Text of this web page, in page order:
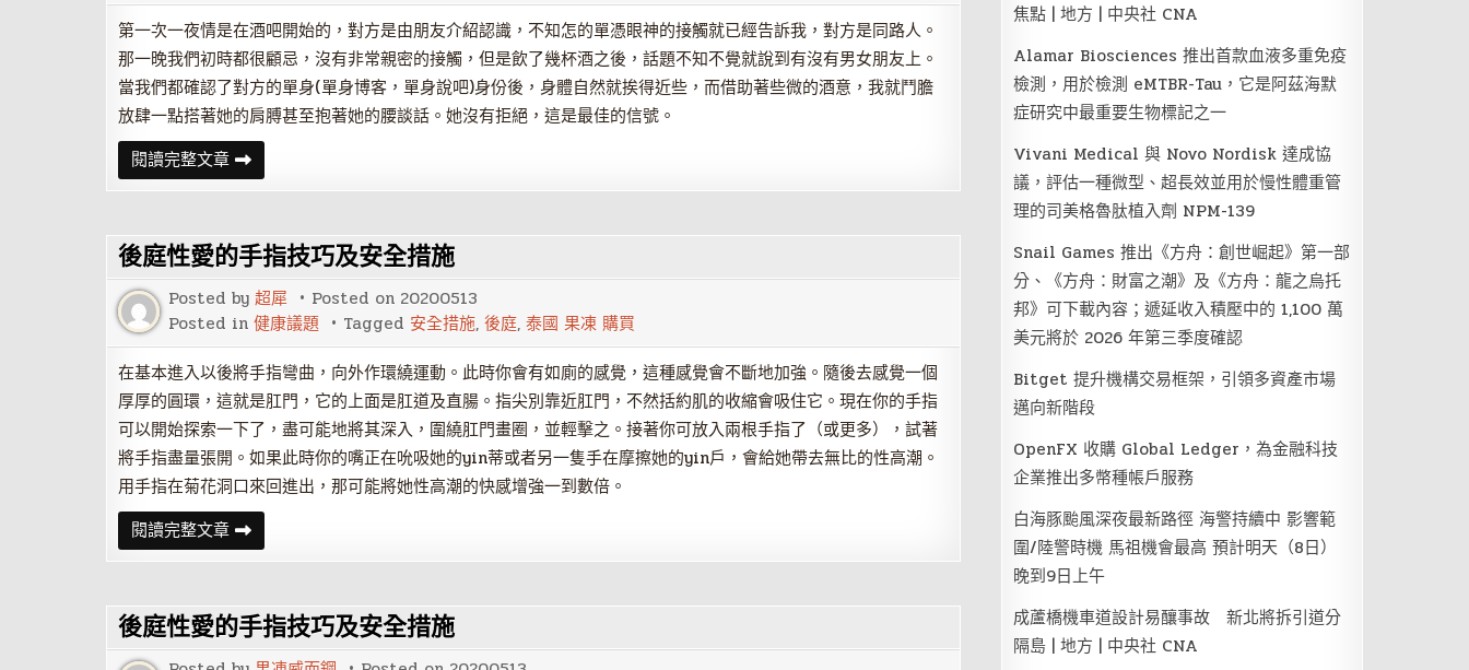
第一次一夜情是在酒吧開始的，對方是由朋友介紹認識，不知怎的單憑眼神的接觸就已經告訴我，對方是同路人。
那一晚我們初時都很顧忌，沒有非常親密的接觸，但是飲了幾杯酒之後，話題不知不覺就說到有沒有男女朋友上。
當我們都確認了對方的單身(單身博客，單身說吧)身份後，身體自然就挨得近些，而借助著些微的酒意，我就鬥膽
放肆一點搭著她的肩膊甚至抱著她的腰談話。她沒有拒絕，這是最佳的信號。
閱讀完整文章經
驗
告
為
什
麼
男
人
喜
一
夜
情？
後庭性愛的手指技巧及安全措施
Posted by 超犀 Posted on 20200513
Posted in 健康議題 Tagged 安全措施, 後庭, 泰國 果凍 購買
在基本進入以後將手指彎曲，向外作環繞運動。此時你會有如廁的感覺，這種感覺會不斷地加強。隨後去感覺一個
厚厚的圓環，這就是肛門，它的上面是肛道及直腸。指尖別靠近肛門，不然括約肌的收縮會吸住它。現在你的手指
可以開始探索一下了，盡可能地將其深入，圍繞肛門畫圈，並輕擊之。接著你可放入兩根手指了（或更多），試著
將手指盡量張開。如果此時你的嘴正在吮吸她的yin蒂或者另一隻手在摩擦她的yin戶，會給她帶去無比的性高潮。
用手指在菊花洞口來回進出，那可能將她性高潮的快感增強一到數倍。
閱讀完整文章後
庭
性
手
指
技
巧
後庭性愛的手指技巧及安全措施
焦點 | 地方 | 中央社 CNA
Alamar Biosciences 推出首款血液多重免疫
檢測，用於檢測 eMTBR-Tau，它是阿茲海默
症研究中最重要生物標記之一
Vivani Medical 與 Novo Nordisk 達成協
議，評估一種微型、超長效並用於慢性體重管
理的司美格魯肽植入劑 NPM-139
Snail Games 推出《方舟：創世崛起》第一部
分、《方舟：財富之潮》及《方舟：龍之烏托
邦》可下載內容；遞延收入積壓中的 1,100 萬
美元將於 2026 年第三季度確認
Bitget 提升機構交易框架，引領多資產市場
邁向新階段
OpenFX 收購 Global Ledger，為金融科技
企業推出多幣種帳戶服務
白海豚颱風深夜最新路徑 海警持續中 影響範
圍/陸警時機 馬祖機會最高 預計明天（8日）
晚到9日上午
成蘆橋機車道設計易釀事故 新北將拆引道分
隔島 | 地方 | 中央社 CNA